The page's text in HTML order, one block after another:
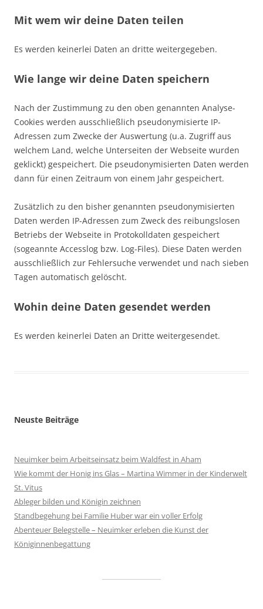
Mit wem wir deine Daten teilen
Es werden keinerlei Daten an dritte weitergegeben.
Wie lange wir deine Daten speichern
Nach der Zustimmung zu den oben genannten Analyse-
Cookies werden ausschließlich pseudonymisierte IP-
Adressen zum Zwecke der Auswertung (u.a. Zugriff aus
welchem Land, welche Unterseiten der Webseite wurden
geklickt) gespeichert. Die pseudonymisierten Daten werden
dann für einen Zeitraum von einem Jahr gespeichert.
Zusätzlich zu den bisher genannten pseudonymisierten
Daten werden IP-Adressen zum Zweck des reibungslosen
Betriebs der Webseite in Protokolldaten gespeichert
(sogeannte Accesslog bzw. Log-Files). Diese Daten werden
ausschließlich zur Fehlersuche verwendet und nach sieben
Tagen automatisch gelöscht.
Wohin deine Daten gesendet werden
Es werden keinerlei Daten an Dritte weitergesendet.
Neuste Beiträge
Neuimker beim Arbeitseinsatz beim Waldfest in Aham
Wie kommt der Honig ins Glas – Martina Wimmer in der Kinderwelt
St. Vitus
Ableger bilden und Königin zeichnen
Standbegehung bei Familie Huber war ein voller Erfolg
Abenteuer Belegstelle – Neuimker erleben die Kunst der
Königinnenbegattung